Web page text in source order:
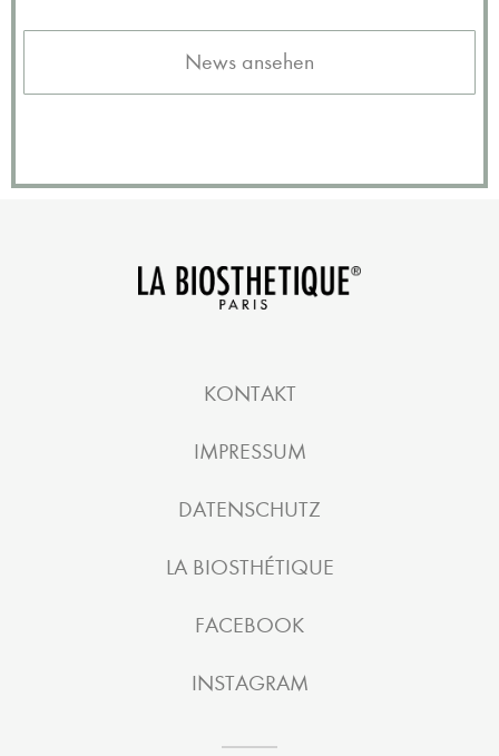
News ansehen
KONTAKT
IMPRESSUM
DATENSCHUTZ
LA BIOSTHÉTIQUE
FACEBOOK
INSTAGRAM